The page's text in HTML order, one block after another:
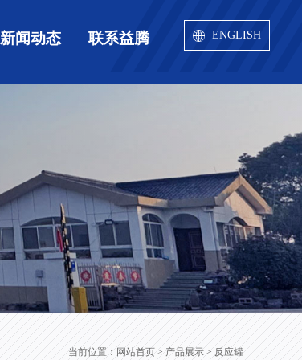
新闻动态 联系益腾 ENGLISH
当前位置： 网站首页 > 产品展示 > 反应罐